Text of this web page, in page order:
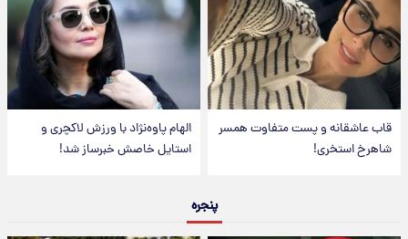
قاب عاشقانه و پست متفاوت همسر
شاهرخ استخری!
الهام پاوه‌نژاد با ورزش لاکچری و
استایل خاصش خبرساز شد!
پنجره